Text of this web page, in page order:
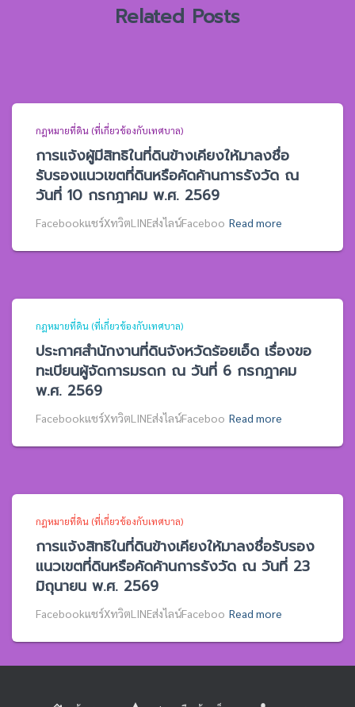
Related Posts
กฎหมายที่ดิน (ที่เกี่ยวข้องกับเทศบาล)
การแจ้งผู้มีสิทธิในที่ดินข้างเคียงให้มาลงชื่อ
รับรองแนวเขตที่ดินหรือคัดค้านการรังวัด ณ
วันที่ 10 กรกฎาคม พ.ศ. 2569
Facebookแชร์XทวิตLINEส่งไลน์Faceboo Read more
กฎหมายที่ดิน (ที่เกี่ยวข้องกับเทศบาล)
ประกาศสำนักงานที่ดินจังหวัดร้อยเอ็ด เรื่องขอ
ทะเบียนผู้จัดการมรดก ณ วันที่ 6 กรกฎาคม
พ.ศ. 2569
Facebookแชร์XทวิตLINEส่งไลน์Faceboo Read more
กฎหมายที่ดิน (ที่เกี่ยวข้องกับเทศบาล)
การแจ้งสิทธิในที่ดินข้างเคียงให้มาลงชื่อรับรอง
แนวเขตที่ดินหรือคัดค้านการรังวัด ณ วันที่ 23
มิถุนายน พ.ศ. 2569
Facebookแชร์XทวิตLINEส่งไลน์Faceboo Read more